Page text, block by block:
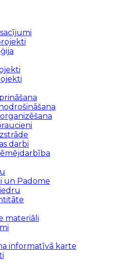
darbi
un Padome
materiāli
informatīvā karte